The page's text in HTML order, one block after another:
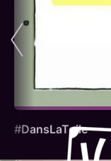
#DansLaToile